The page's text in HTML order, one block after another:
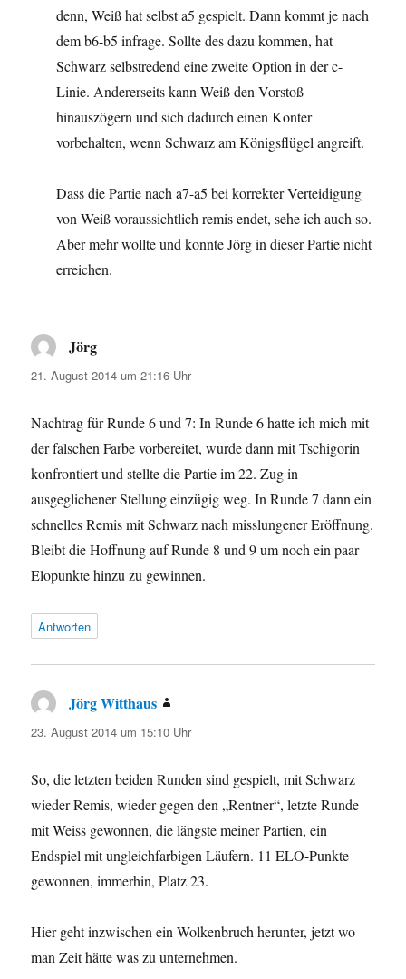
denn, Weiß hat selbst a5 gespielt. Dann kommt je nach
dem b6-b5 infrage. Sollte des dazu kommen, hat
Schwarz selbstredend eine zweite Option in der c-
Linie. Andererseits kann Weiß den Vorstoß
hinauszögern und sich dadurch einen Konter
vorbehalten, wenn Schwarz am Königsflügel angreift.
Dass die Partie nach a7-a5 bei korrekter Verteidigung
von Weiß voraussichtlich remis endet, sehe ich auch so.
Aber mehr wollte und konnte Jörg in dieser Partie nicht
erreichen.
Jörg
21. August 2014 um 21:16 Uhr
Nachtrag für Runde 6 und 7: In Runde 6 hatte ich mich mit
der falschen Farbe vorbereitet, wurde dann mit Tschigorin
konfrontiert und stellte die Partie im 22. Zug in
ausgeglichener Stellung einzügig weg. In Runde 7 dann ein
schnelles Remis mit Schwarz nach misslungener Eröffnung.
Bleibt die Hoffnung auf Runde 8 und 9 um noch ein paar
Elopunkte hinzu zu gewinnen.
Antworten
Jörg Witthaus
23. August 2014 um 15:10 Uhr
So, die letzten beiden Runden sind gespielt, mit Schwarz
wieder Remis, wieder gegen den „Rentner“, letzte Runde
mit Weiss gewonnen, die längste meiner Partien, ein
Endspiel mit ungleichfarbigen Läufern. 11 ELO-Punkte
gewonnen, immerhin, Platz 23.
Hier geht inzwischen ein Wolkenbruch herunter, jetzt wo
man Zeit hätte was zu unternehmen.